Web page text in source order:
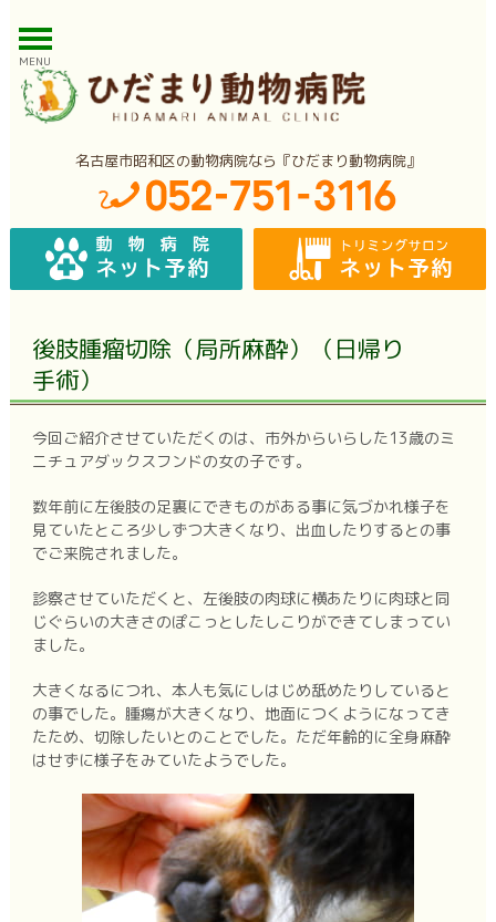
MENU
名古屋市昭和区の動物病院なら『ひだまり動物病院』
後肢腫瘤切除（局所麻酔）（日帰り
手術）
今回ご紹介させていただくのは、市外からいらした13歳のミ
ニチュアダックスフンドの女の子です。
数年前に左後肢の足裏にできものがある事に気づかれ様子を
見ていたところ少しずつ大きくなり、出血したりするとの事
でご来院されました。
診察させていただくと、左後肢の肉球に横あたりに肉球と同
じぐらいの大きさのぽこっとしたしこりができてしまってい
ました。
大きくなるにつれ、本人も気にしはじめ舐めたりしていると
の事でした。腫瘍が大きくなり、地面につくようになってき
たため、切除したいとのことでした。ただ年齢的に全身麻酔
はせずに様子をみていたようでした。